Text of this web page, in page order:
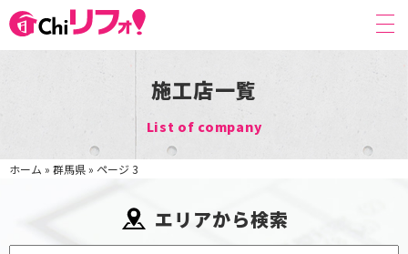
施工店一覧
List of company
ホーム » 群馬県 » ページ 3
エリアから検索